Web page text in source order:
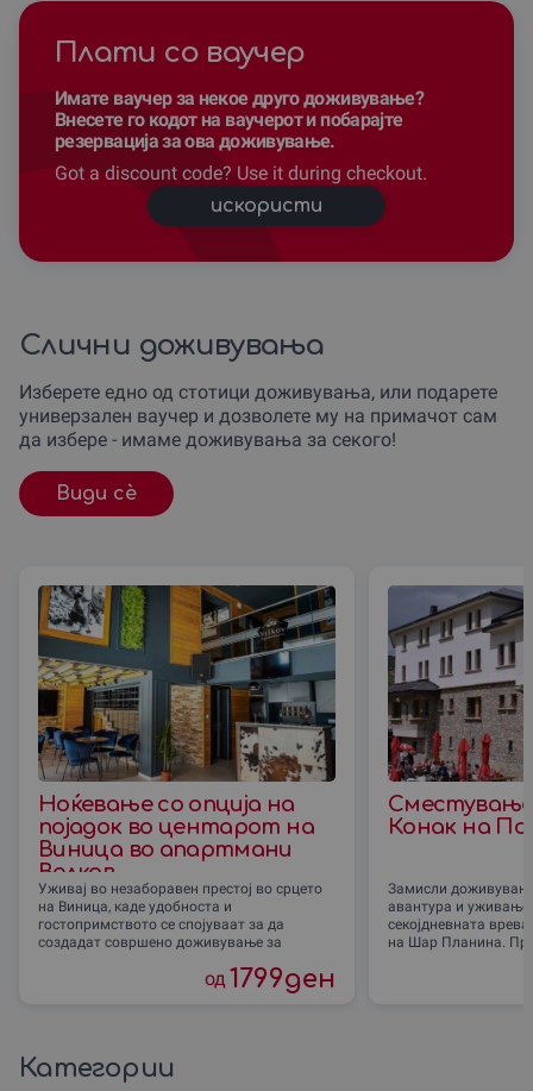
Плати со ваучер
Имате ваучер за некое друго доживување?
Внесете го кодот на ваучерот и побарајте
резервација за ова доживување.
Got a discount code? Use it during checkout.
искористи
Слични доживувања
Изберете едно од стотици доживувања, или подарете
универзален ваучер и дозволете му на примачот сам
да избере - имаме доживувања за секого!
Види сè
Ноќевање со опција на
појадок во центарот на
Виница во апартмани
Велков
Уживај во незаборавен престој во срцето
на Виница, каде удобноста и
гостопримството се спојуваат за да
создадат совршено доживување за
од 1799ден
Сместување
Конак на
Замисли
авантура и уживање
секојдневната
на Шар Планина.
Категории